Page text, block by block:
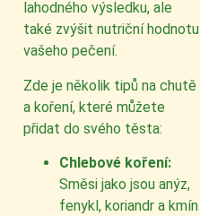
lahodného výsledku, ale
také zvýšit nutriční hodnotu
vašeho pečení.
Zde je několik tipů na chutě
a koření, které můžete
přidat do svého těsta:
Chlebové koření:
Směsi jako jsou anýz,
fenykl, koriandr a kmín